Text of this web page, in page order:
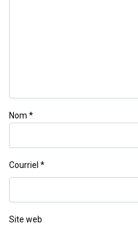
Nom *
Courriel *
Site web